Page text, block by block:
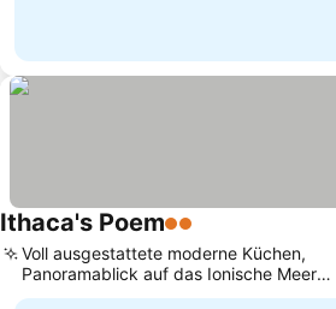
Ithaca's Poem2 Sterne
Voll ausgestattete moderne Küchen,
Panoramablick auf das Ionische Meer
oder die Berge